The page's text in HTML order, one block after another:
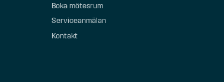
Boka mötesrum
Serviceanmälan
Kontakt